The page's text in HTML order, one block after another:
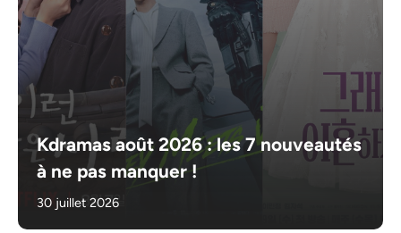
Kdramas août 2026 : les 7 nouveautés
à ne pas manquer !
30 juillet 2026